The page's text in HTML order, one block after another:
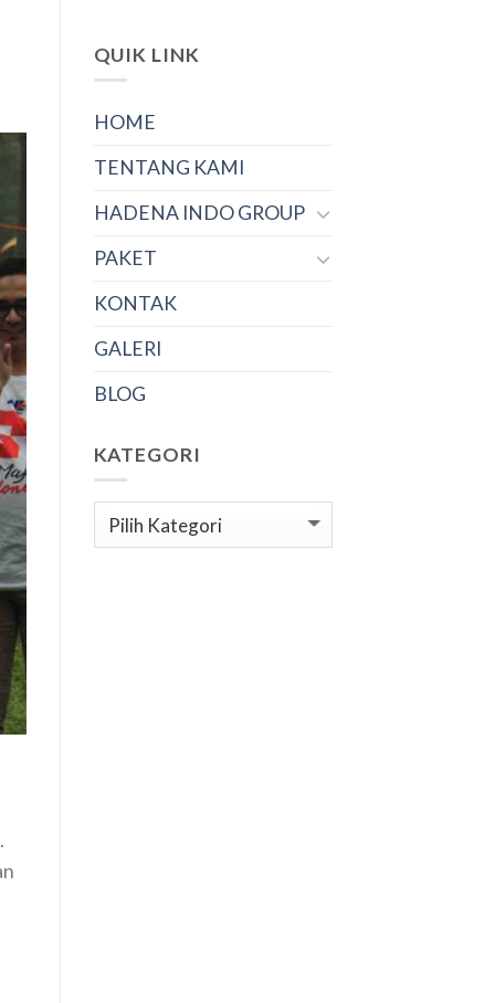
QUIK LINK
HOME
TENTANG KAMI
HADENA INDO GROUP
PAKET
KONTAK
GALERI
BLOG
KATEGORI
Kategori